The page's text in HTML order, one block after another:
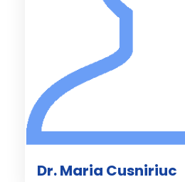
Dr. Maria Cusniriuc